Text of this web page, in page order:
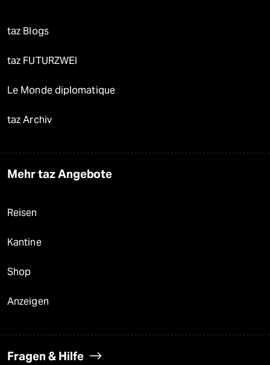
taz Blogs
taz FUTURZWEI
Le Monde diplomatique
taz Archiv
Mehr taz Angebote
Reisen
Kantine
Shop
Anzeigen
Fragen & Hilfe